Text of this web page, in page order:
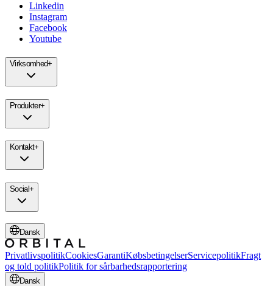
Linkedin
Instagram
Facebook
Youtube
Virksomhed+
Produkter+
Kontakt+
Social+
Dansk
PrivatlivspolitikCookiesGarantiKøbsbetingelserServicepolitikFragt
og told politikPolitik for sårbarhedsrapportering
Dansk